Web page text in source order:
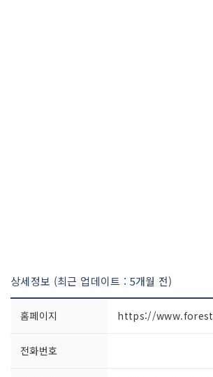
상세정보 (최근 업데이트 : 5개월 전)
홈페이지 https://
전화번호